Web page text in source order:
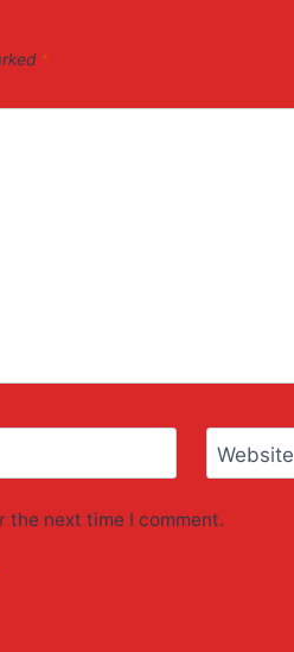
*
Website
the next time I comment.